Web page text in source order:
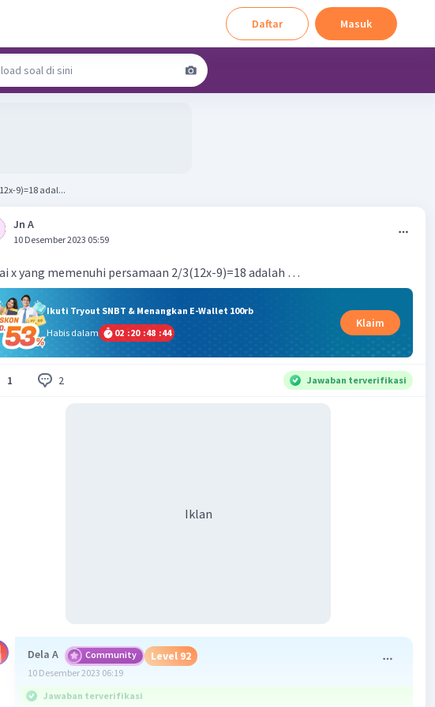
Daftar Masuk
9)=18 adal...
Jn A
10 Desember 2023 05:59
x yang memenuhi persamaan 2/3(12x-9)=18 adalah …
Ikuti Tryout SNBT & Menangkan E-Wallet 100rb
Habis dalam
02 :20 :48 :44
Klaim
1 2 Jawaban terverifikasi
Iklan
Dela A Community Level 92
10 Desember 2023 06:19
Jawaban terverifikasi